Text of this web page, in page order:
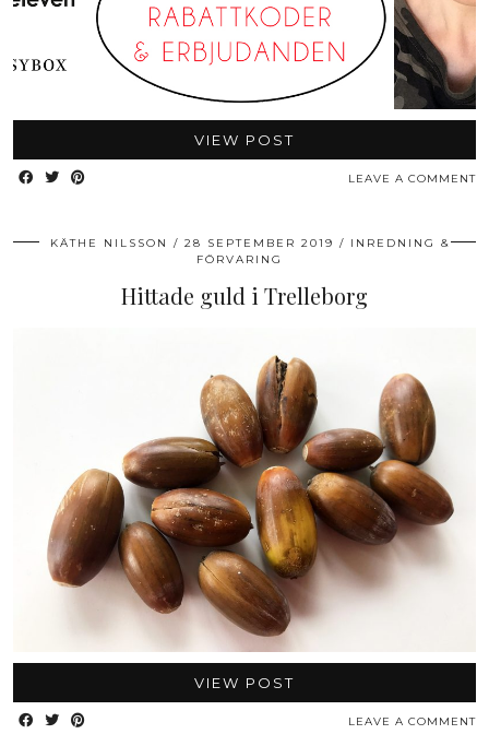
VIEW POST
LEAVE A COMMENT
KÄTHE NILSSON 28 SEPTEMBER 2019
INREDNING &
FÖRVARING
Hittade guld i Trelleborg
VIEW POST
LEAVE A COMMENT